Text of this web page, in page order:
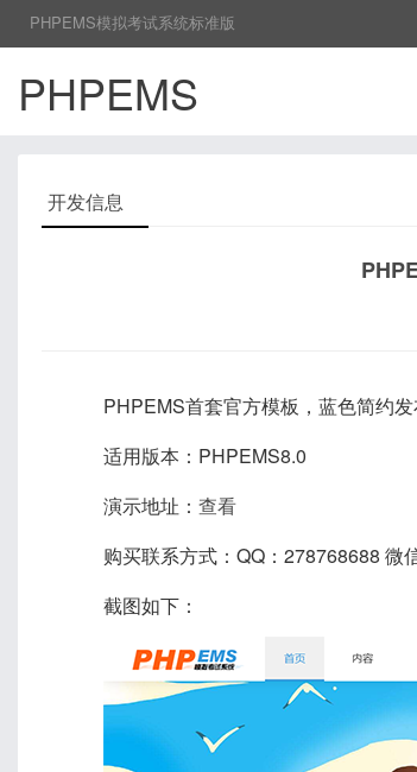
PHPEMS模拟考试系统标准版
PHPEMS
开发信息
PHPEMS首套官方模板，蓝色简约
适用版本：PHPEMS8.0
演示地址： 查看
购买联系方式：QQ：278768688 微
截图如下：